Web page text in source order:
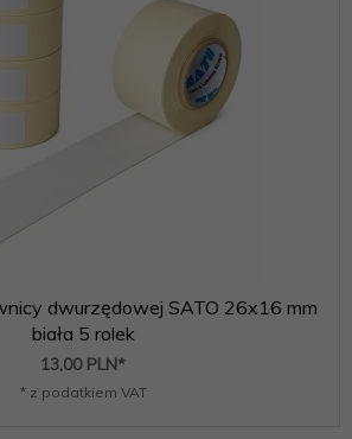
dwurzędowej SATO 26x16 mm
biała 5 rolek
13,00 PLN*
* z podatkiem VAT